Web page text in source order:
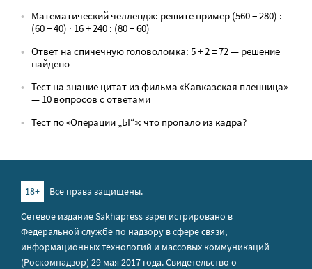
Математический челлендж: решите пример (560 − 280) :
(60 − 40) · 16 + 240 : (80 − 60)
Ответ на спичечную головоломка: 5 + 2 = 72 — решение
найдено
Тест на знание цитат из фильма «Кавказская пленница»
— 10 вопросов с ответами
Тест по «Операции „Ы“»: что пропало из кадра?
18+
Все права защищены.
Сетевое издание Sakhapress зарегистрировано в
Федеральной службе по надзору в сфере связи,
информационных технологий и массовых коммуникаций
(Роскомнадзор) 29 мая 2017 года. Свидетельство о